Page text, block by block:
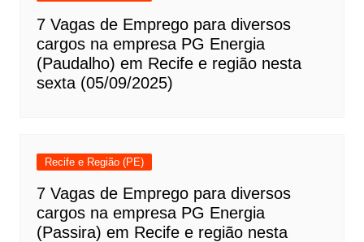
7 Vagas de Emprego para diversos
cargos na empresa PG Energia
(Paudalho) em Recife e região nesta
sexta (05/09/2025)
Recife e Região (PE)
7 Vagas de Emprego para diversos
cargos na empresa PG Energia
(Passira) em Recife e região nesta